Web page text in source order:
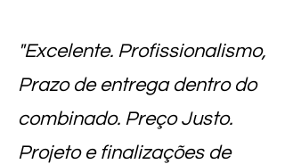
"Excelente. Profissionalismo,
Prazo de entrega dentro do
combinado. Preço Justo.
Projeto e finalizações de